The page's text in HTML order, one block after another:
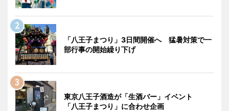
「八王子まつり」3日間開催へ 猛暑対策で一
部行事の開始繰り下げ
東京八王子酒造が「生酒バー」イベント
「八王子まつり」に合わせ企画